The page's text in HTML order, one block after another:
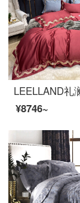
¥8746~